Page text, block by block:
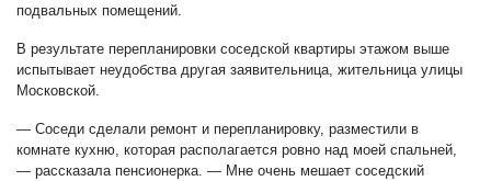
подвальных помещений.
В результате перепланировки соседской квартиры этажом выше
испытывает неудобства другая заявительница, жительница улицы
Московской.
— Соседи сделали ремонт и перепланировку, разместили в
комнате кухню, которая располагается ровно над моей спальней,
— рассказала пенсионерка. — Мне очень мешает соседский